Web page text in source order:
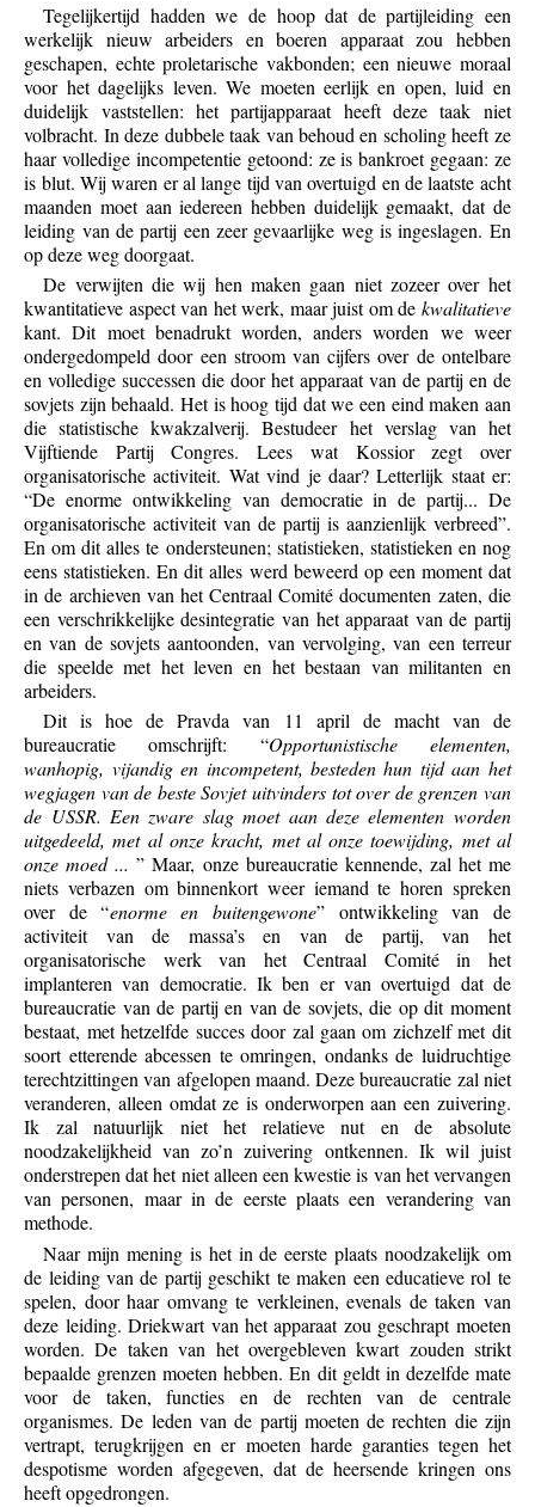
Tegelijkertijd hadden we de hoop dat de partijleiding een
werkelijk nieuw arbeiders en boeren apparaat zou hebben
geschapen, echte proletarische vakbonden; een nieuwe moraal
voor het dagelijks leven. We moeten eerlijk en open, luid en
duidelijk vaststellen: het partijapparaat heeft deze taak niet
volbracht. In deze dubbele taak van behoud en scholing heeft ze
haar volledige incompetentie getoond: ze is bankroet gegaan: ze
is blut. Wij waren er al lange tijd van overtuigd en de laatste acht
maanden moet aan iedereen hebben duidelijk gemaakt, dat de
leiding van de partij een zeer gevaarlijke weg is ingeslagen. En
op deze weg doorgaat.
De verwijten die wij hen maken gaan niet zozeer over het
kwantitatieve aspect van het werk, maar juist om de kwalitatieve
kant. Dit moet benadrukt worden, anders worden we weer
ondergedompeld door een stroom van cijfers over de ontelbare
en volledige successen die door het apparaat van de partij en de
sovjets zijn behaald. Het is hoog tijd dat we een eind maken aan
die statistische kwakzalverij. Bestudeer het verslag van het
Vijftiende Partij Congres. Lees wat Kossior zegt over
organisatorische activiteit. Wat vind je daar? Letterlijk staat er:
“De enorme ontwikkeling van democratie in de partij... De
organisatorische activiteit van de partij is aanzienlijk verbreed”.
En om dit alles te ondersteunen; statistieken, statistieken en nog
eens statistieken. En dit alles werd beweerd op een moment dat
in de archieven van het Centraal Comité documenten zaten, die
een verschrikkelijke desintegratie van het apparaat van de partij
en van de sovjets aantoonden, van vervolging, van een terreur
die speelde met het leven en het bestaan van militanten en
arbeiders.
Dit is hoe de Pravda van 11 april de macht van de
bureaucratie omschrijft: “Opportunistische elementen,
wanhopig, vijandig en incompetent, besteden hun tijd aan het
wegjagen van de beste Sovjet uitvinders tot over de grenzen van
de USSR. Een zware slag moet aan deze elementen worden
uitgedeeld, met al onze kracht, met al onze toewijding, met al
onze moed ...” Maar, onze bureaucratie kennende, zal het me
niets verbazen om binnenkort weer iemand te horen spreken
over de “enorme en buitengewone” ontwikkeling van de
activiteit van de massa’s en van de partij, van het
organisatorische werk van het Centraal Comité in het
implanteren van democratie. Ik ben er van overtuigd dat de
bureaucratie van de partij en van de sovjets, die op dit moment
bestaat, met hetzelfde succes door zal gaan om zichzelf met dit
soort etterende abcessen te omringen, ondanks de luidruchtige
terechtzittingen van afgelopen maand. Deze bureaucratie zal niet
veranderen, alleen omdat ze is onderworpen aan een zuivering.
Ik zal natuurlijk niet het relatieve nut en de absolute
noodzakelijkheid van zo’n zuivering ontkennen. Ik wil juist
onderstrepen dat het niet alleen een kwestie is van het vervangen
van personen, maar in de eerste plaats een verandering van
methode.
Naar mijn mening is het in de eerste plaats noodzakelijk om
de leiding van de partij geschikt te maken een educatieve rol te
spelen, door haar omvang te verkleinen, evenals de taken van
deze leiding. Driekwart van het apparaat zou geschrapt moeten
worden. De taken van het overgebleven kwart zouden strikt
bepaalde grenzen moeten hebben. En dit geldt in dezelfde mate
voor de taken, functies en de rechten van de centrale
organismes. De leden van de partij moeten de rechten die zijn
vertrapt, terugkrijgen en er moeten harde garanties tegen het
despotisme worden afgegeven, dat de heersende kringen ons
heeft opgedrongen.